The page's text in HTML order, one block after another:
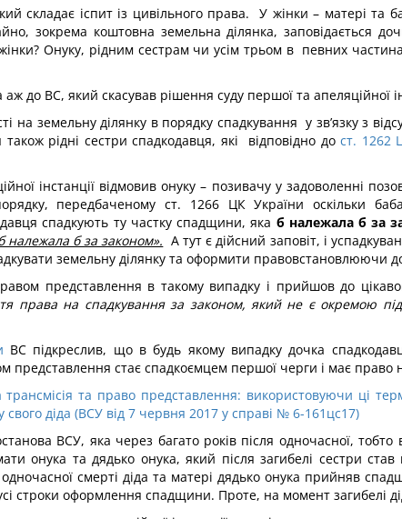
складає іспит із цивільного права. У жінки – матері та
зокрема коштовна земельна ділянка, заповідається
Онуку, рідним сестрам чи усім трьом в певних
до ВС, який скасував рішення суду першої та
на земельну ділянку в порядку спадкування у зв’язку з
рідні сестри спадкодавця, які відповідно дост. 1262
інстанції відмовив онуку – позивачу у задоволенні
передбаченому ст. 1266 ЦК України оскільки
спадкують ту частку спадщини, яка б належала б за
належала б за законом». А тут є дійсний заповіт, і
земельну ділянку та оформити правовстановлюючи
представлення в такому випадку і прийшов до
права на спадкування за законом, який не є окремою
ВС підкреслив, що в будь якому випадку дочка
стає спадкоємцем першої черги і має право
трансмісія та право представлення: використовуючи ці
діда (ВСУ від 7 червня 2017 у справі № 6-161цс17)
ВСУ, яка через багато років після одночасної,
онука та дядько онука, який після загибелі сестри
смерті діда та матері дядько онука прийняв
строки оформлення спадщини. Проте, на момент загибелі